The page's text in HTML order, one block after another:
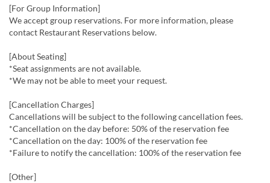
[For Group Information]
We accept group reservations. For more information, please
contact Restaurant Reservations below.
[About Seating]
*Seat assignments are not available.
*We may not be able to meet your request.
[Cancellation Charges]
Cancellations will be subject to the following cancellation fees.
*Cancellation on the day before: 50% of the reservation fee
*Cancellation on the day: 100% of the reservation fee
*Failure to notify the cancellation: 100% of the reservation fee
[Other]